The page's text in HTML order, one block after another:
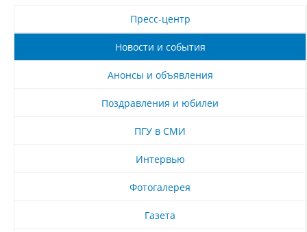
Пресс-центр
Новости и события
Анонсы и объявления
Поздравления и юбилеи
ПГУ в СМИ
Интервью
Фотогалерея
Газета